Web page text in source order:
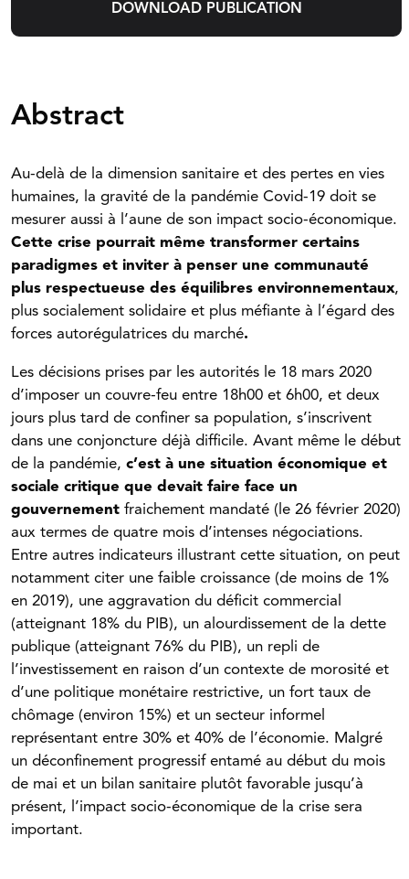
DOWNLOAD PUBLICATION
Abstract
Au-delà de la dimension sanitaire et des pertes en vies
humaines, la gravité de la pandémie Covid-19 doit se
mesurer aussi à l’aune de son impact socio-économique.
Cette crise pourrait même transformer certains
paradigmes et inviter à penser une communauté
plus respectueuse des équilibres environnementaux,
plus socialement solidaire et plus méfiante à l’égard des
forces autorégulatrices du marché.
Les décisions prises par les autorités le 18 mars 2020
d’imposer un couvre-feu entre 18h00 et 6h00, et deux
jours plus tard de confiner sa population, s’inscrivent
dans une conjoncture déjà difficile. Avant même le début
de la pandémie, c’est à une situation économique et
sociale critique que devait faire face un
gouvernement fraichement mandaté (le 26 février 2020)
aux termes de quatre mois d’intenses négociations.
Entre autres indicateurs illustrant cette situation, on peut
notamment citer une faible croissance (de moins de 1%
en 2019), une aggravation du déficit commercial
(atteignant 18% du PIB), un alourdissement de la dette
publique (atteignant 76% du PIB), un repli de
l’investissement en raison d’un contexte de morosité et
d’une politique monétaire restrictive, un fort taux de
chômage (environ 15%) et un secteur informel
représentant entre 30% et 40% de l’économie. Malgré
un déconfinement progressif entamé au début du mois
de mai et un bilan sanitaire plutôt favorable jusqu’à
présent, l’impact socio-économique de la crise sera
important.